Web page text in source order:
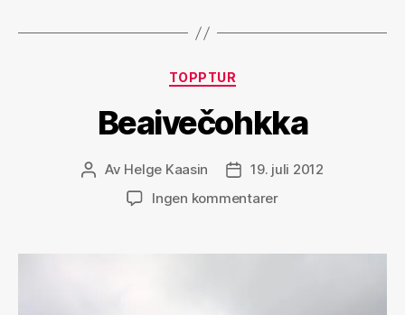
Kategorier
TOPPTUR
Beaivečohkka
Innleggsforfatter
Av Helge Kaasin Publiseringsdato
19. juli 2012
Ingen kommentarertil